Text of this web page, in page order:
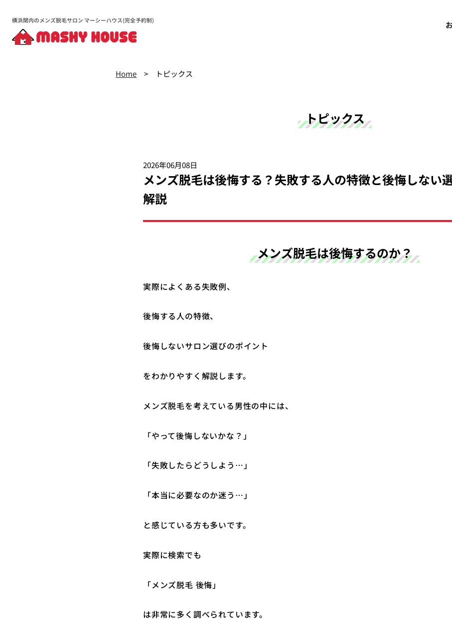
横浜関内のメンズ脱毛サロン マーシーハウス(完全予約制)
Home トピックス
トピックス
2026年06月08日
メンズ脱毛は後悔する？失敗する人の特徴と後悔しない
解説
メンズ脱毛は後悔するのか？
実際によくある失敗例、
後悔する人の特徴、
後悔しないサロン選びのポイント
をわかりやすく解説します。
メンズ脱毛を考えている男性の中には、
「やって後悔しないかな？」
「失敗したらどうしよう…」
「本当に必要なのか迷う…」
と感じている方も多いです。
実際に検索でも
「メンズ脱毛 後悔」
は非常に多く調べられています。